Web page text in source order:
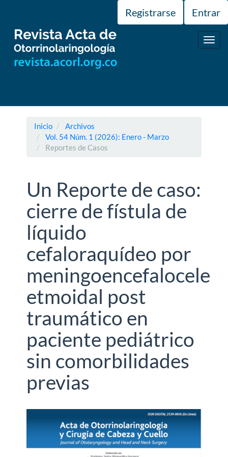
principal
Barra
lateral
Registrarse Entrar
Inicio
Archivos
Vol. 54 Núm. 1 (2026): Enero - Marzo
Reportes de Casos
Un Reporte de caso:
cierre de fístula de
líquido
cefaloraquídeo por
meningoencefalocele
etmoidal post
traumático en
paciente pediátrico
sin comorbilidades
previas
Barra
lateral
del